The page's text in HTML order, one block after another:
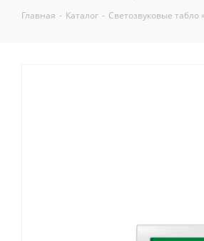
Главная - Каталог - Светозвуковые табло